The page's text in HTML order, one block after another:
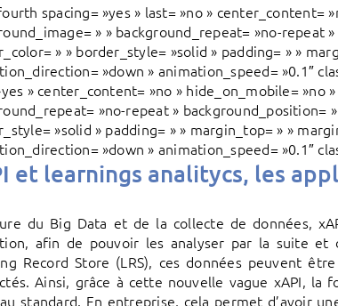
spacing= »yes » last= »no » center_content=
» » background_repeat= »no-repeat
» » border_style= »solid » padding= » »
»down » animation_speed= »0.1″
» center_content= »no » hide_on_mobile= »no
»no-repeat » background_position=
»solid » padding= » » margin_top= » »
»down » animation_speed= »0.1″
et learnings analitycs, les
du Big Data et de la collecte de données,
afin de pouvoir les analyser par la suite et
Record Store (LRS), ces données peuvent
Ainsi, grâce à cette nouvelle vague xAPI,
standard. En entreprise, cela permet d’avoir